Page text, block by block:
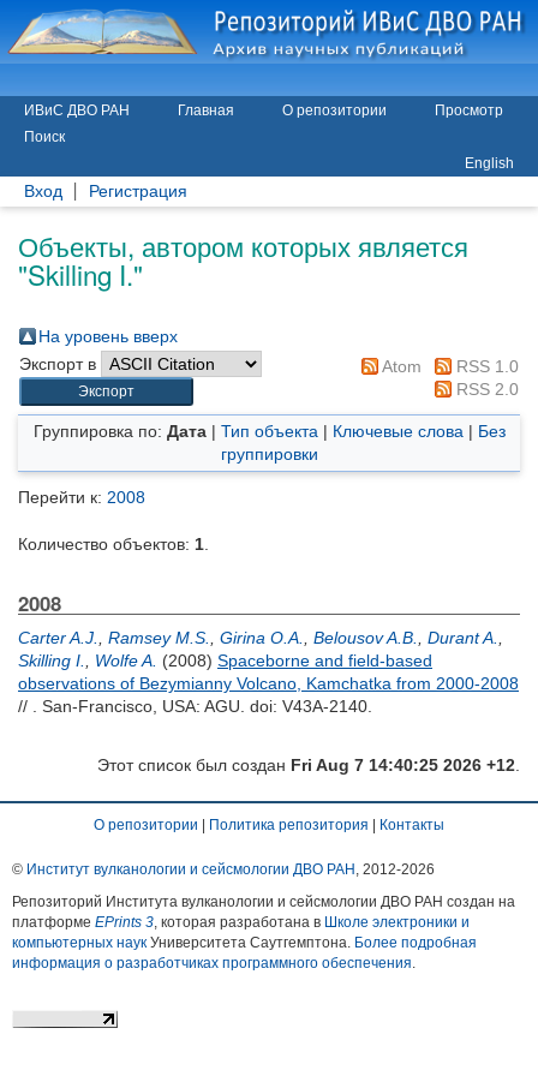
ИВиС ДВО РАН Главная О репозитории
Просмотр
Поиск
English
Вход Регистрация
Объекты, автором которых является
"Skilling I."
На уровень вверх
Экспорт в
Atom
RSS 1.0
RSS 2.0
Группировка по: Дата| Тип объекта | Ключевые слова | Без
группировки
Перейти к: 2008
Количество объектов: 1
2008
Carter A.J. Ramsey M.S. Girina O.A. Belousov A.B. Durant A.
Skilling I.
Wolfe A. (2008) Spaceborne and field-based
observations of Bezymianny Volcano, Kamchatka from 2000-2008
// . San-Francisco, USA: AGU. doi: V43A-2140.
Этот список был создан Fri Aug 7 14:40:25 2026 +12
О репозитории Политика репозитория Контакты
© Институт вулканологии и сейсмологии ДВО РАН , 2012-2026
Репозиторий Института вулканологии и сейсмологии ДВО РАН создан на
платформе EPrints 3, которая разработана в Школе электроники и
компьютерных наук Университета Саутгемптона. Более подробная
информация о разработчиках программного обеспечения.